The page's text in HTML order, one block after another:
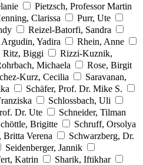
Pietzsch, Professor Martin
Clarissa
Purr, Ute
Reizel-Batorfi, Sandra
Argudin, Yadira
Rhein, Anne
Ritz, Biggi
Rizzi-Kuznik,
Michaela
Rose, Birgit
Kurz, Cecilia
Saravanan,
Schäfer, Prof. Dr. Mike S.
Schlossbach, Uli
Dr. Ute
Schneider, Tilman
Brigitte
Schruff, Orsolya
Britta Verena
Schwarzberg, Dr.
Seidenberger, Jannik
Katrin
Sharik, Iftikhar